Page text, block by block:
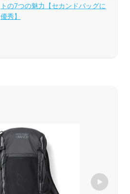
トの7つの魅力【セカンドバッグに
優秀】